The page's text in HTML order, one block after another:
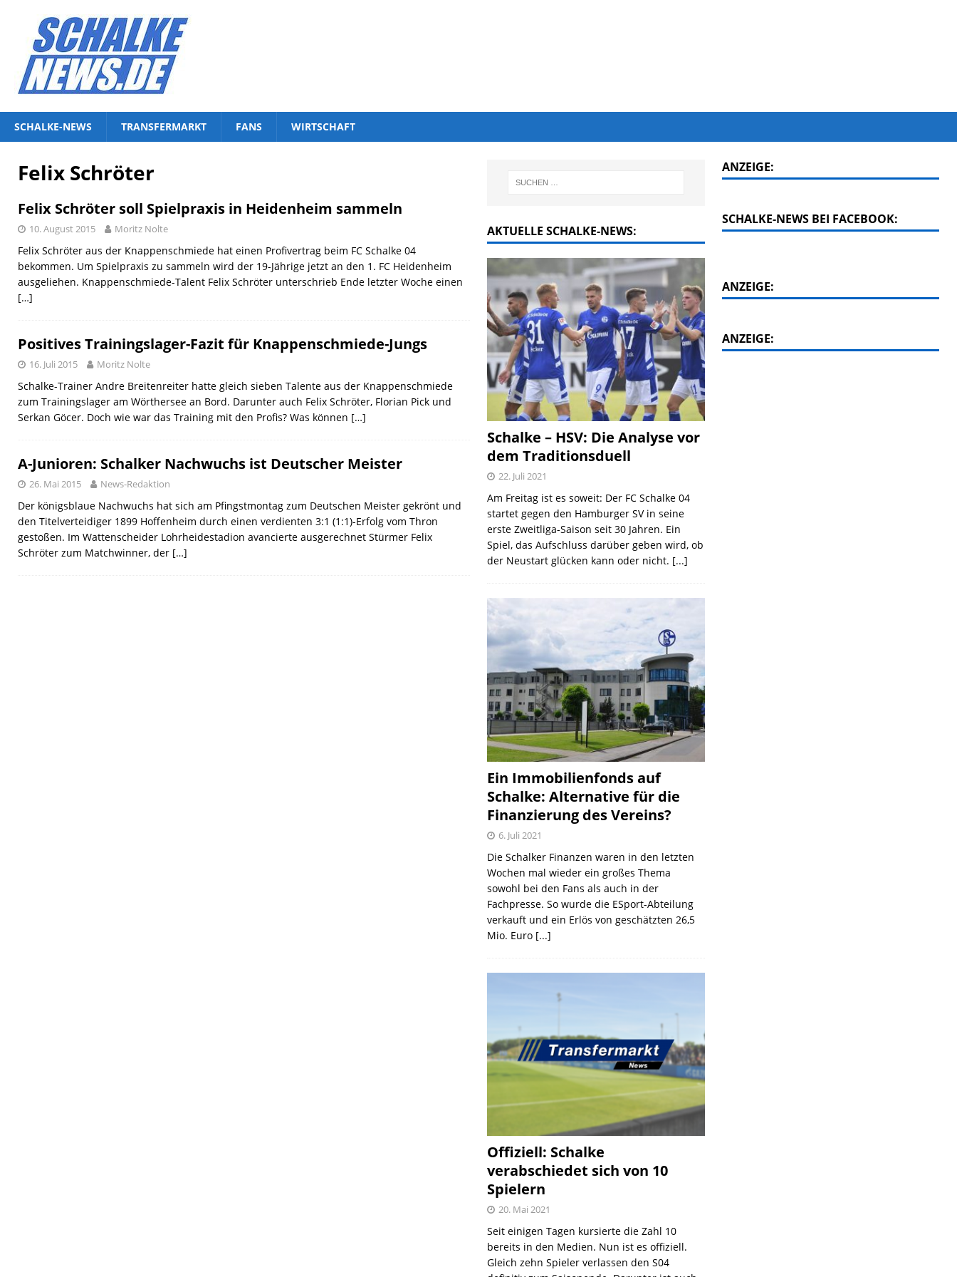
SCHALKE-NEWS TRANSFERMARKT FANS WIRTSCHAFT
Felix Schröter
Felix Schröter soll Spielpraxis in Heidenheim sammeln
10. August 2015 Moritz Nolte
Felix Schröter aus der Knappenschmiede hat einen Profivertrag beim FC Schalke 04
bekommen. Um Spielpraxis zu sammeln wird der 19-Jährige jetzt an den 1. FC Heidenheim
ausgeliehen. Knappenschmiede-Talent Felix Schröter unterschrieb Ende letzter Woche einen
[…]
Positives Trainingslager-Fazit für Knappenschmiede-Jungs
16. Juli 2015 Moritz Nolte
Schalke-Trainer Andre Breitenreiter hatte gleich sieben Talente aus der Knappenschmiede
zum Trainingslager am Wörthersee an Bord. Darunter auch Felix Schröter, Florian Pick und
Serkan Göcer. Doch wie war das Training mit den Profis? Was können […]
A-Junioren: Schalker Nachwuchs ist Deutscher Meister
26. Mai 2015 News-Redaktion
Der königsblaue Nachwuchs hat sich am Pfingstmontag zum Deutschen Meister gekrönt und
den Titelverteidiger 1899 Hoffenheim durch einen verdienten 3:1 (1:1)-Erfolg vom Thron
gestoßen. Im Wattenscheider Lohrheidestadion avancierte ausgerechnet Stürmer Felix
Schröter zum Matchwinner, der […]
AKTUELLE SCHALKE-NEWS:
Schalke – HSV: Die Analyse vor
dem Traditionsduell
22. Juli 2021
Am Freitag ist es soweit: Der FC Schalke 04
startet gegen den Hamburger SV in seine
erste Zweitliga-Saison seit 30 Jahren. Ein
Spiel, das Aufschluss darüber geben wird, ob
der Neustart glücken kann oder nicht. [...]
Ein Immobilienfonds auf
Schalke: Alternative für die
Finanzierung des Vereins?
6. Juli 2021
Die Schalker Finanzen waren in den letzten
Wochen mal wieder ein großes Thema
sowohl bei den Fans als auch in der
Fachpresse. So wurde die ESport-Abteilung
verkauft und ein Erlös von geschätzten 26,5
Mio. Euro [...]
Offiziell: Schalke
verabschiedet sich von 10
Spielern
20. Mai 2021
Seit einigen Tagen kursierte die Zahl 10
bereits in den Medien. Nun ist es offiziell.
Gleich zehn Spieler verlassen den S04
ANZEIGE:
SCHALKE-NEWS BEI FACEBOOK:
ANZEIGE:
ANZEIGE: